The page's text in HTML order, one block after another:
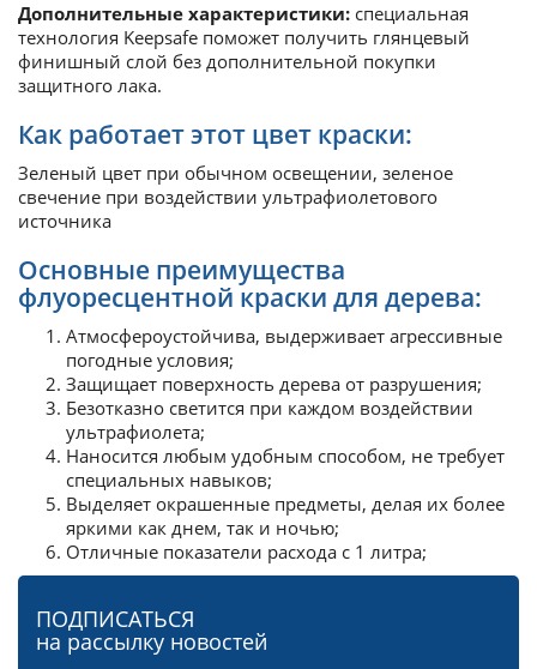
Дополнительные характеристики: специальная
технология Keepsafe поможет получить глянцевый
финишный слой без дополнительной покупки
защитного лака.
Как работает этот цвет краски:
Зеленый цвет при обычном освещении, зеленое
свечение при воздействии ультрафиолетового
источника
Основные преимущества
флуоресцентной краски для дерева:
Атмосфероустойчива, выдерживает агрессивные
погодные условия;
Защищает поверхность дерева от разрушения;
Безотказно светится при каждом воздействии
ультрафиолета;
Наносится любым удобным способом, не требует
специальных навыков;
Выделяет окрашенные предметы, делая их более
яркими как днем, так и ночью;
Отличные показатели расхода с 1 литра;
ПОДПИСАТЬСЯ
на рассылку новостей